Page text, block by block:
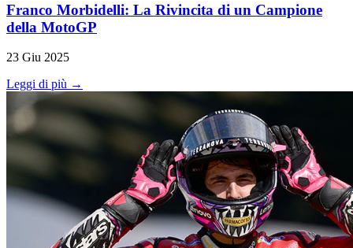
Franco Morbidelli: La Rivincita di un Campione
della MotoGP
23 Giu 2025
Leggi di più →